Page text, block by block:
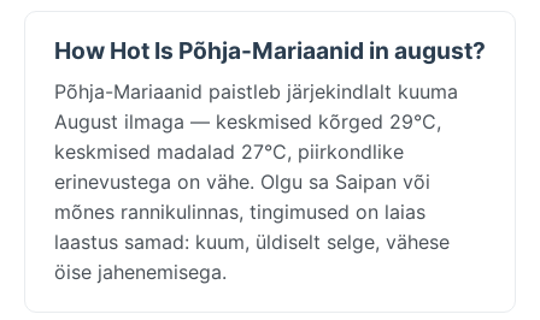
How Hot Is Põhja-Mariaanid in august?
Põhja-Mariaanid paistleb järjekindlalt kuuma
August ilmaga — keskmised kõrged 29°C,
keskmised madalad 27°C, piirkondlike
erinevustega on vähe. Olgu sa Saipan või
mõnes rannikulinnas, tingimused on laias
laastus samad: kuum, üldiselt selge, vähese
öise jahenemisega.